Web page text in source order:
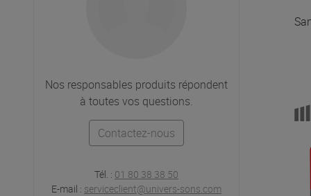
Nos responsables produits répondent
à toutes vos questions.
Contactez-nous
Tél. : 01 80 38 38 50
E-mail : serviceclient@univers-sons.com